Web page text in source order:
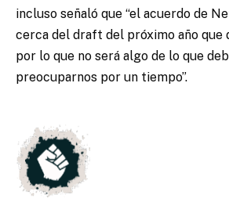
incluso señaló que “el acuerdo de
cerca del draft del próximo año que
por lo que no será algo de lo que
preocuparnos por un tiempo”.